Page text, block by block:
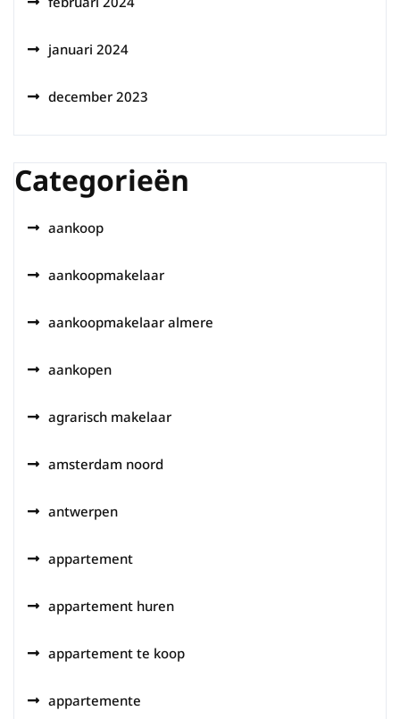
januari 2024
december 2023
Categorieën
aankoop
aankoopmakelaar
aankoopmakelaar almere
aankopen
agrarisch makelaar
amsterdam noord
antwerpen
appartement
appartement huren
appartement te koop
appartemente